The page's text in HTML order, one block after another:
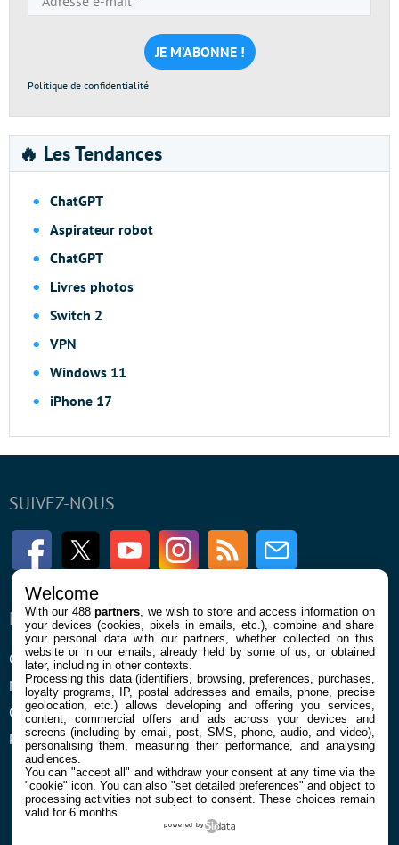
e-
mail
*
Politique de confidentialité
🔥 Les Tendances
ChatGPT
Aspirateur robot
ChatGPT
Livres photos
Switch 2
VPN
Windows 11
iPhone 17
SUIVEZ-NOUS
FacebookTwitter Youtube InstagramRSS Newsletter
ENTREPRISE
Qui sommes nous
Mentions légales et CGU
Confidentialité et Cookies
Préférences cookies
À PROPOS
La rédaction
Contact
Welcome
With our 488partners , we wish to store and access information on
your devices (cookies, pixels in emails, etc.), combine and share
your personal data with our partners, whether collected on this
website or in our emails, already held by some of us, or obtained
later, including in other contexts.
Processing this data (identifiers, browsing, preferences, purchases,
loyalty programs, IP, postal addresses and emails, phone, precise
geolocation, etc.) allows developing and offering you services,
content, commercial offers and ads across your devices and
screens (including by email, post, SMS, phone, audio, and video),
personalising them, measuring their performance, and analysing
audiences.
You can "accept all" and withdraw your consent at any time via the
"cookie" icon. You can also "set detailed preferences" and object to
processing activities not subject to consent. These choices remain
valid for 6 months.
powered by